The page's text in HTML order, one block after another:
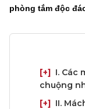
phòng tắm độc
[+] I. Các
chuộng
[+] II.